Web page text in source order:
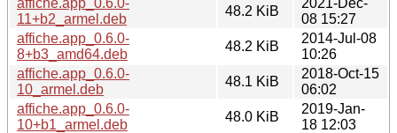
11+b2_armel.deb
48.2 KiB
08 15:27
affiche.app_0.6.0-
8+b3_amd64.deb
48.2 KiB
2014-Jul-08
10:26
affiche.app_0.6.0-
10_armel.deb
48.1 KiB
2018-Oct-15
06:02
affiche.app_0.6.0-
10+b1_armel.deb
48.0 KiB
2019-Jan-
18 12:03